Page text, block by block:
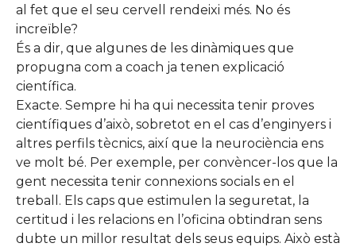
al fet que el seu cervell rendeixi més. No és
increïble?
És a dir, que algunes de les dinàmiques que
propugna com a coach ja tenen explicació
científica.
Exacte. Sempre hi ha qui necessita tenir proves
científiques d’això, sobretot en el cas d’enginyers i
altres perfils tècnics, així que la neurociència ens
ve molt bé. Per exemple, per convèncer-los que la
gent necessita tenir connexions socials en el
treball. Els caps que estimulen la seguretat, la
certitud i les relacions en l’oficina obtindran sens
dubte un millor resultat dels seus equips. Això està